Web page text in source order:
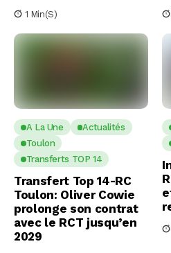
1 Min(s)
A La Une
Actualités
Toulon
Transferts TOP 14
Transfert Top 14-RC
Toulon: Oliver Cowie
prolonge son contrat
avec le RCT jusqu’en
2029